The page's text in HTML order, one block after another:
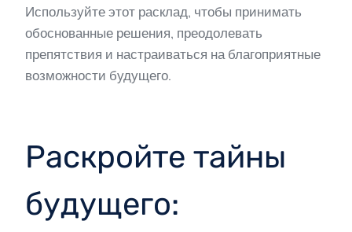
Используйте этот расклад, чтобы принимать
обоснованные решения, преодолевать
препятствия и настраиваться на благоприятные
возможности будущего.
Раскройте тайны
будущего: